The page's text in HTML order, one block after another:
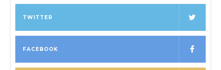
TWITTER
FACEBOOK